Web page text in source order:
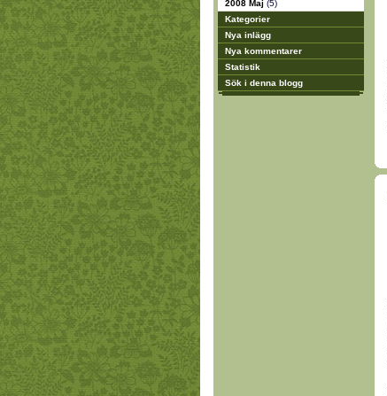
2008 Maj (5)
Kategorier
Nya inlägg
Nya kommentarer
Statistik
Sök i denna blogg